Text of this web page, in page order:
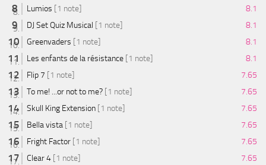
Lumios [1 note]
8.1
DJ Set Quiz Musical [1 note]
8.1
Greenvaders [1 note]
8.1
Les enfants de la résistance [1 note]
8.1
Flip 7 [1 note]
7.65
To me! ...or not to me? [1 note]
7.65
Skull King Extension [1 note]
7.65
Bella vista [1 note]
7.65
Fright Factor [1 note]
7.65
Clear 4 [1 note]
7.65